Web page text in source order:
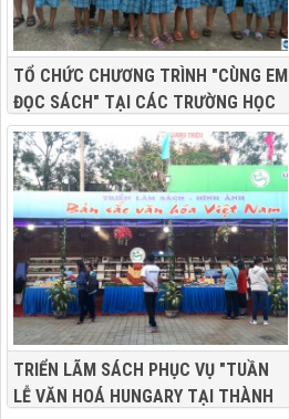
TỔ CHỨC CHƯƠNG TRÌNH "CÙNG EM
ĐỌC SÁCH" TẠI CÁC TRƯỜNG HỌC
TRIỂN LÃM SÁCH PHỤC VỤ "TUẦN
LỄ VĂN HOÁ HUNGARY TẠI THÀNH